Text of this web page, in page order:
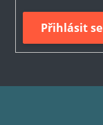
Přihlásit se
Z